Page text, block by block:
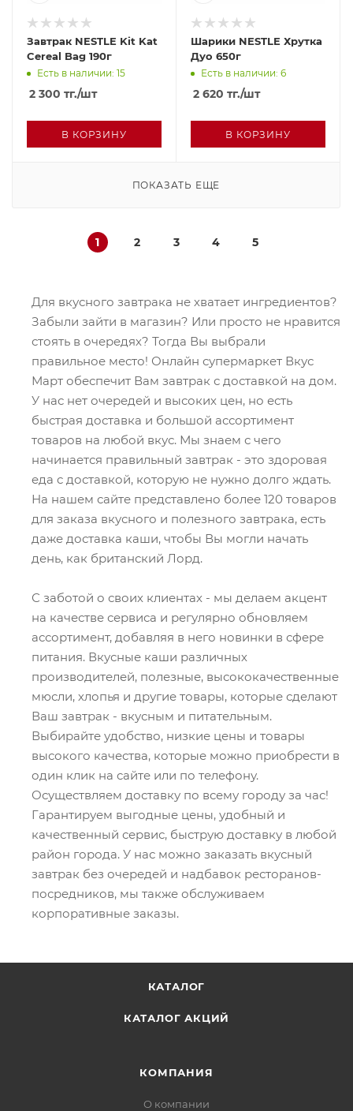
Завтрак NESTLE Kit Kat
Cereal Bag 190г
Есть в наличии: 15
2 300 тг./шт
В КОРЗИНУ
Шарики NESTLE Хрутка
Дуо 650г
Есть в наличии: 6
2 620 тг./шт
В КОРЗИНУ
ПОКАЗАТЬ ЕЩЕ
1 2 3 4 5
Для вкусного завтрака не хватает ингредиентов?
Забыли зайти в магазин? Или просто не нравится
стоять в очередях? Тогда Вы выбрали
правильное место! Онлайн супермаркет Вкус
Март обеспечит Вам завтрак с доставкой на дом.
У нас нет очередей и высоких цен, но есть
быстрая доставка и большой ассортимент
товаров на любой вкус. Мы знаем с чего
начинается правильный завтрак - это здоровая
еда с доставкой, которую не нужно долго ждать.
На нашем сайте представлено более 120 товаров
для заказа вкусного и полезного завтрака, есть
даже доставка каши, чтобы Вы могли начать
день, как британский Лорд.
С заботой о своих клиентах - мы делаем акцент
на качестве сервиса и регулярно обновляем
ассортимент, добавляя в него новинки в сфере
питания. Вкусные каши различных
производителей, полезные, высококачественные
мюсли, хлопья и другие товары, которые сделают
Ваш завтрак - вкусным и питательным.
Выбирайте удобство, низкие цены и товары
высокого качества, которые можно приобрести в
один клик на сайте или по телефону.
Осуществляем доставку по всему городу за час!
Гарантируем выгодные цены, удобный и
качественный сервис, быструю доставку в любой
район города. У нас можно заказать вкусный
завтрак без очередей и надбавок ресторанов-
посредников, мы также обслуживаем
корпоративные заказы.
КАТАЛОГ
КАТАЛОГ АКЦИЙ
КОМПАНИЯ
О компании